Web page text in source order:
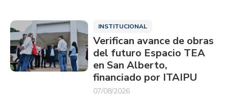
INSTITUCIONAL
Verifican avance de obras
del futuro Espacio TEA
en San Alberto,
financiado por ITAIPU
07/08/2026